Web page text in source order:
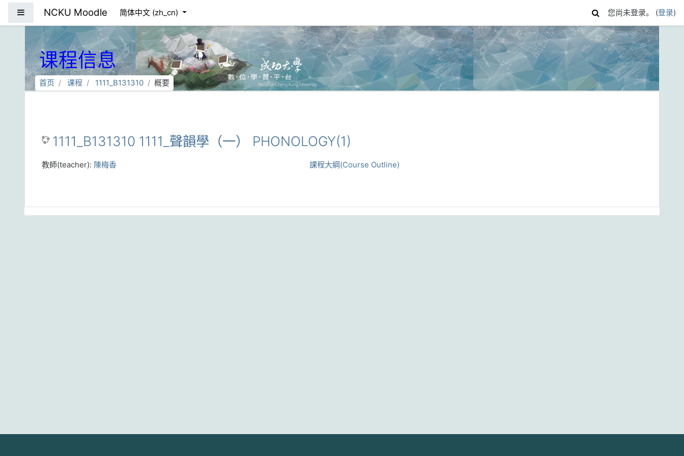
停靠面板NCKU Moodle 简体中文 ‎(zh_cn)‎ 您尚未登录。 (登录)
课程信息
首页 课程 1111_B131310 概要
1111_B131310 1111_聲韻學（一） PHONOLOGY(1)
課程大綱(Course Outline)
教師(teacher): 陳梅香